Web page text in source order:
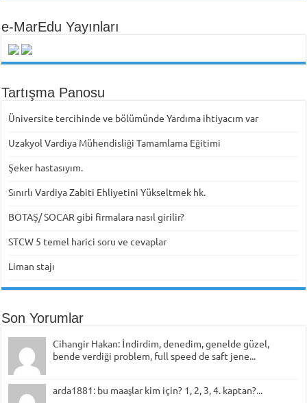
e-MarEdu Yayınları
Tartışma Panosu
Üniversite tercihinde ve bölümünde Yardıma ihtiyacım var
Uzakyol Vardiya Mühendisliği Tamamlama Eğitimi
Şeker hastasıyım.
Sınırlı Vardiya Zabiti Ehliyetini Yükseltmek hk.
BOTAŞ/ SOCAR gibi firmalara nasıl girilir?
STCW 5 temel harici soru ve cevaplar
Liman stajı
Son Yorumlar
Cihangir Hakan: İndirdim, denedim, genelde güzel,
bende verdiği problem, full speed de saft jene...
arda1881: bu maaşlar kim için? 1, 2, 3, 4. kaptan?...